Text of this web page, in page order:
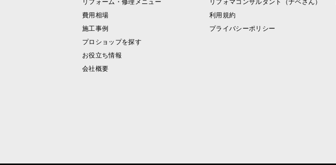
費用相場
施工事例
プロショップを探す
お役立ち情報
会社概要
利用規約
プライバシーポリシー